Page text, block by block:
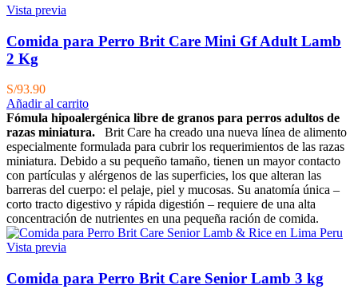
Vista previa
Comida para Perro Brit Care Mini Gf Adult Lamb
2 Kg
S/93.90
Añadir al carrito
Fómula hipoalergénica libre de granos para perros adultos de
razas miniatura. Brit Care ha creado una nueva línea de alimento
especialmente formulada para cubrir los requerimientos de las razas
miniatura. Debido a su pequeño tamaño, tienen un mayor contacto
con partículas y alérgenos de las superficies, los que alteran las
barreras del cuerpo: el pelaje, piel y mucosas. Su anatomía única –
corto tracto digestivo y rápida digestión – requiere de una alta
concentración de nutrientes en una pequeña ración de comida.
Vista previa
Comida para Perro Brit Care Senior Lamb 3 kg